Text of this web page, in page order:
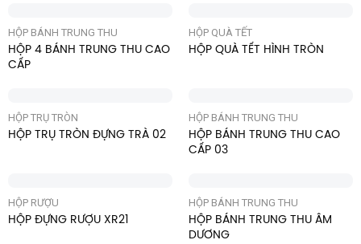
HỘP BÁNH TRUNG THU
HỘP 4 BÁNH TRUNG THU CAO
CẤP
HỘP QUÀ TẾT
HỘP QUÀ TẾT HÌNH TRÒN
HỘP TRỤ TRÒN
HỘP TRỤ TRÒN ĐỰNG TRÀ 02
HỘP BÁNH TRUNG THU
HỘP BÁNH TRUNG THU CAO
CẤP 03
HỘP RƯỢU
HỘP ĐỰNG RƯỢU XR21
HỘP BÁNH TRUNG THU
HỘP BÁNH TRUNG THU ÂM
DƯƠNG